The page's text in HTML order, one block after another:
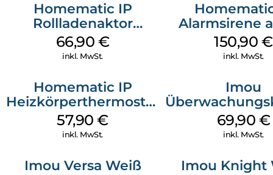
Homematic IP
Rollladenaktor
Unterputz Weiß
66,90 €
inkl. MwSt.
Alarmsirene
Weiß
150,90€
inkl. MwSt.
Homematic IP
Heizkörperthermostat
Weiß
57,90€
inkl. MwSt.
Imou
Rex 3D 3K
69,90 €
inkl. MwSt.
Imou Versa Weiß Imou Knight